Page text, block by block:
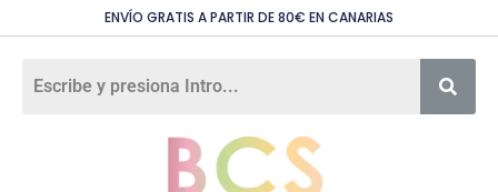
ENVÍO GRATIS A PARTIR DE 80€ EN CANARIAS